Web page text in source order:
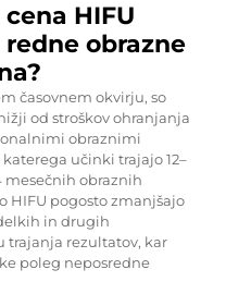
HIFU
obrazne
časovnem okvirju, so
od stroškov ohranjanja
obraznimi
učinki trajajo 12–
mesečnih obraznih
HIFU pogosto zmanjšajo
in drugih
trajanja rezultatov, kar
poleg neposredne